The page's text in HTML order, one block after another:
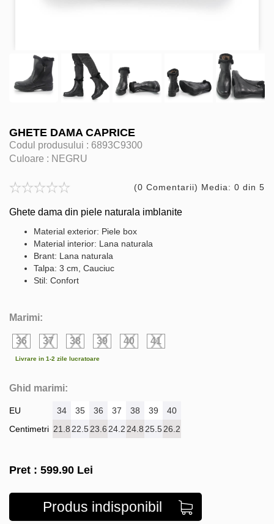
GHETE DAMA CAPRICE
Codul produsului : 6893C9300
Culoare : NEGRU
(0 Comentarii) Media: 0 din 5
Ghete dama din piele naturala imblanite
Material exterior: Piele box
Material interior: Lana naturala
Brant: Lana naturala
Talpa: 3 cm, Cauciuc
Stil: Confort
Marimi:
36 37 38 39 40 41
Livrare in 1-2 zile lucratoare
Ghid marimi:
EU
Centimetri
34 35 36 37 38 39
40
21.8 22.523.6 24.2 24.8 25.526.2
Pret : 599.90 Lei
Produs indisponibil